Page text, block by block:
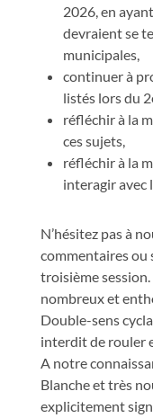
2026, en
devraient se
municipales,
continuer à
listés lors du
réfléchir à la
ces sujets,
réfléchir à la
interagir avec
N’hésitez pas à
commentaires ou
troisième
nombreux et
Double-sens
interdit de rouler
A notre
Blanche et très
explicitement